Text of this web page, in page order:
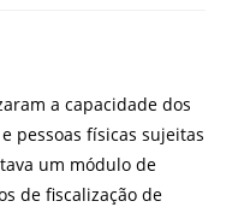
a capacidade dos
pessoas físicas sujeitas
um módulo de
de fiscalização de